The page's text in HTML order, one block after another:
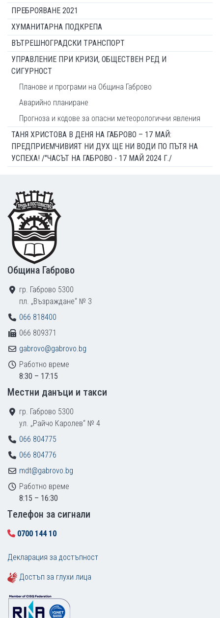
ПРЕБРОЯВАНЕ 2021
ХУМАНИТАРНА ПОДКРЕПА
ВЪТРЕШНОГРАДСКИ ТРАНСПОРТ
УПРАВЛЕНИЕ ПРИ КРИЗИ, ОБЩЕСТВЕН РЕД И
СИГУРНОСТ
Планове и програми на Община Габрово
Аварийно планиране
Прогноза и кодове за опасни метеорологични явления
ТАНЯ ХРИСТОВА В ДЕНЯ НА ГАБРОВО – 17 МАЙ:
ПРЕДПРИЕМЧИВИЯТ НИ ДУХ ЩЕ НИ ВОДИ ПО ПЪТЯ НА
УСПЕХА! /"ЧАСЪТ НА ГАБРОВО - 17 МАЙ 2024 Г./
Footer
Община Габрово
гр. Габрово 5300
пл. „Възраждане“ № 3
066 818400
066 809371
gabrovo@gabrovo.bg
Работно време
8:30 – 17:15
Местни данъци и такси
гр. Габрово 5300
ул. „Райчо Каролев“ № 4
066 804775
066 804776
mdt@gabrovo.bg
Работно време
8:15 – 16:30
Tелефон за сигнали
0700 144 10
Декларация за достъпност
Достъп за глухи лица